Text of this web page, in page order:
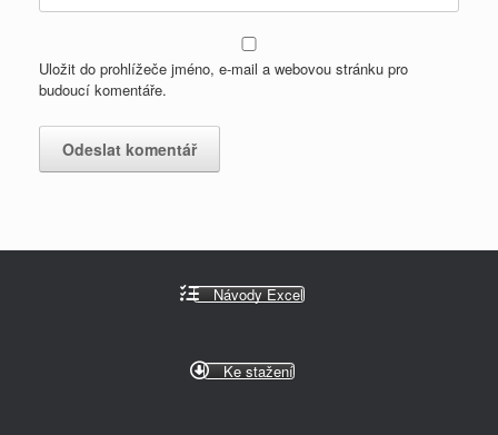
Uložit do prohlížeče jméno, e-mail a webovou stránku pro
budoucí komentáře.
Návody Excel
Ke stažení